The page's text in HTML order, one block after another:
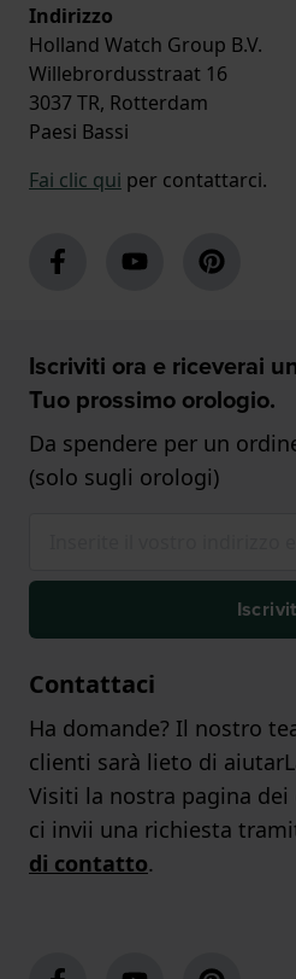
Indirizzo
Holland Watch Group B.V.
Willebrordusstraat 16
3037 TR, Rotterdam
Paesi Bassi
Fai clic qui per contattarci.
Iscriviti ora e riceverai
Tuo prossimo orologio.
Da spendere per un
(solo sugli orologi)
Contattaci
Ha domande? Il nostro
clienti sarà lieto di
Visiti la nostra pagina
ci invii una richiesta
di contatto.